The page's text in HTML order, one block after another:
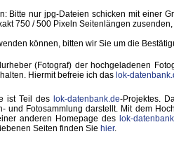
Bitte nur jpg-Dateien schicken mit einer
750 / 500 Pixeln Seitenlängen
können, bitten wir Sie um die
(Fotograf) der hochgeladenen
Hiermit befreie ich das lok-
ist Teil des lok-datenbank.de-Projektes.
und Fotosammlung darstellt. Mit dem
anderen Homepage des lok-
Seiten finden Sie hier.